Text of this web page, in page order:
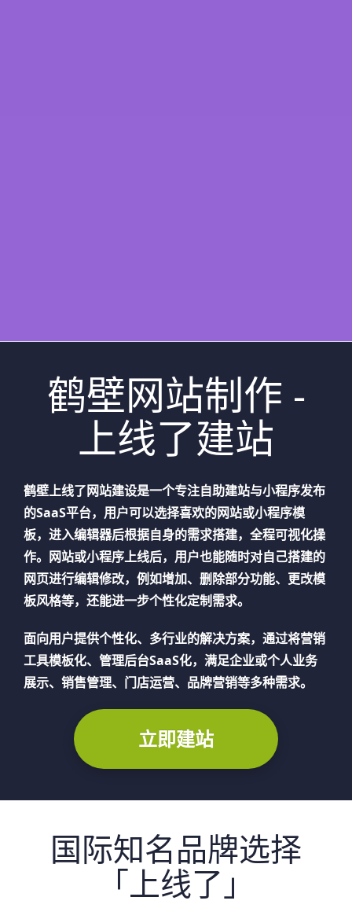
鹤壁网站制作 -
上线了建站
鹤壁上线了网站建设是一个专注自助建站与小程序发布
的SaaS平台，用户可以选择喜欢的网站或小程序模
板，进入编辑器后根据自身的需求搭建，全程可视化操
作。网站或小程序上线后，用户也能随时对自己搭建的
网页进行编辑修改，例如增加、删除部分功能、更改模
板风格等，还能进一步个性化定制需求。
面向用户提供个性化、多行业的解决方案，通过将营销
工具模板化、管理后台SaaS化，满足企业或个人业务
展示、销售管理、门店运营、品牌营销等多种需求。
立即建站
国际知名品牌选择
「上线了」